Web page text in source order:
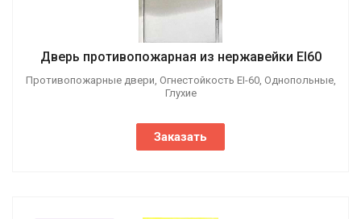
Дверь противопожарная из нержавейки EI60
Противопожарные двери, Огнестойкость EI-60, Однопольные,
Глухие
Заказать